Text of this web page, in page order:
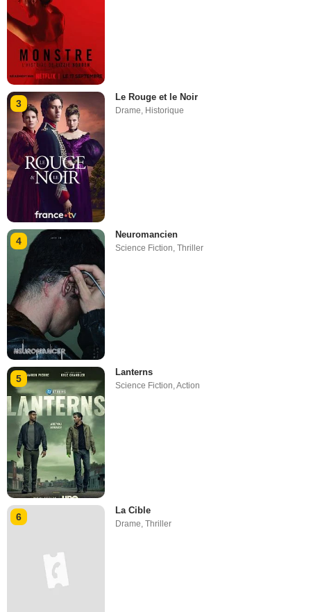
3
Le Rouge et le Noir
Drame Historique
4
Neuromancien
Science Fiction,Thriller
5
Lanterns
Science Fiction,Action
6
La Cible
Drame ,Thriller